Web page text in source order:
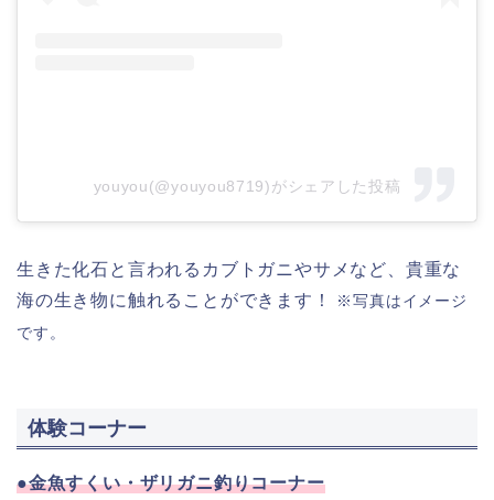
youyou(@youyou8719)がシェアした投稿
生きた化石と言われるカブトガニやサメなど、貴重な
海の生き物に触れることができます！
※写真はイメージ
です。
体験コーナー
●金魚すくい・ザリガニ釣りコーナー